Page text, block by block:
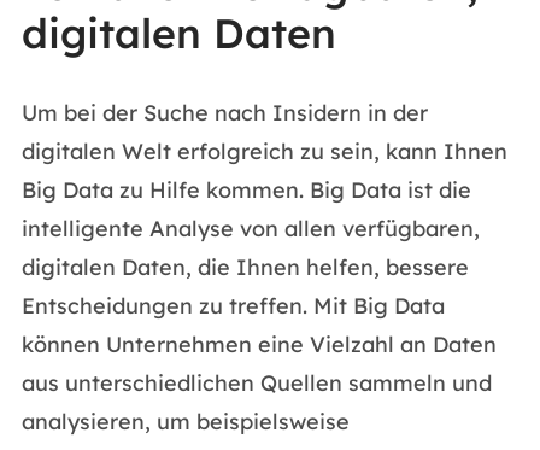
digitalen Daten
Um bei der Suche nach Insidern in der
digitalen Welt erfolgreich zu sein, kann Ihnen
Big Data zu Hilfe kommen. Big Data ist die
intelligente Analyse von allen verfügbaren,
digitalen Daten, die Ihnen helfen, bessere
Entscheidungen zu treffen. Mit Big Data
können Unternehmen eine Vielzahl an Daten
aus unterschiedlichen Quellen sammeln und
analysieren, um beispielsweise